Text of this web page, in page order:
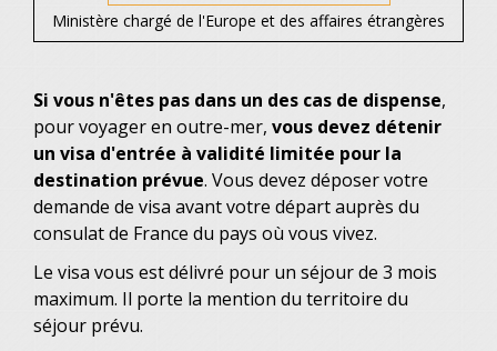
Ministère chargé de l'Europe et des affaires étrangères
Si vous n'êtes pas dans un des cas de dispense,
pour voyager en outre-mer, vous devez détenir
un visa d'entrée à validité limitée pour la
destination prévue. Vous devez déposer votre
demande de visa avant votre départ auprès du
consulat de France du pays où vous vivez.
Le visa vous est délivré pour un séjour de 3 mois
maximum. Il porte la mention du territoire du
séjour prévu.